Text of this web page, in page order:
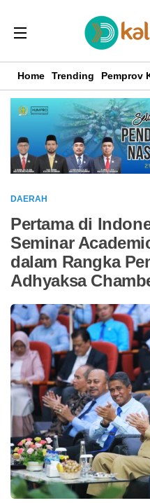
Home Trending Pemprov
DAERAH
Pertama di
Seminar
dalam Rangka
Adhyaksa